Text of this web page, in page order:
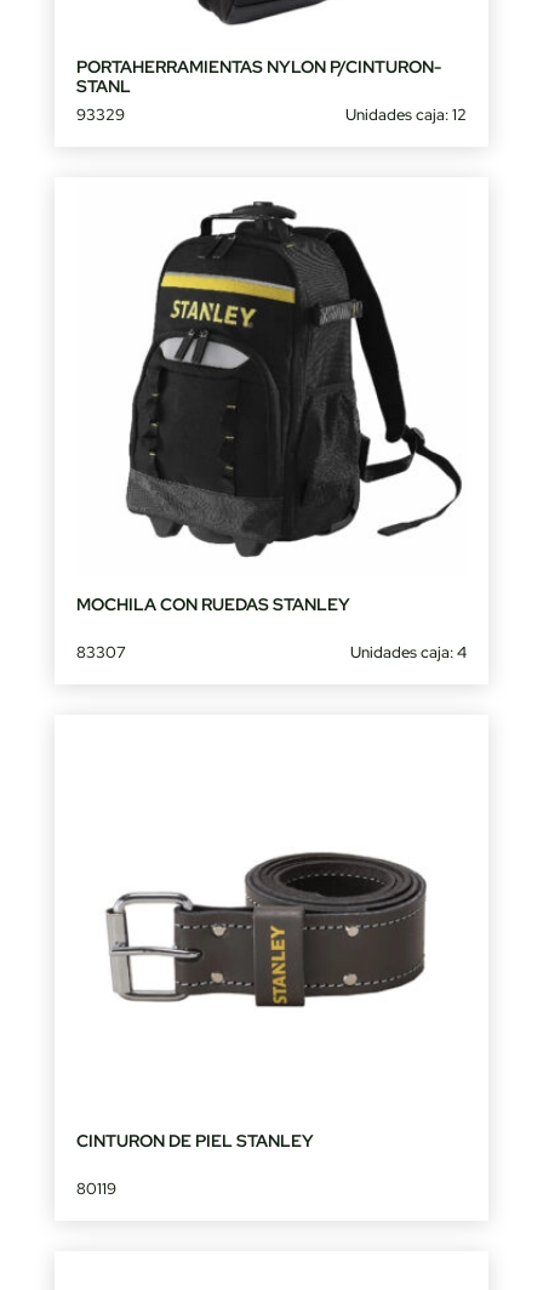
PORTAHERRAMIENTAS NYLON P/CINTURON-
STANL
93329 Unidades caja: 12
MOCHILA CON RUEDAS STANLEY
83307 Unidades caja: 4
CINTURON DE PIEL STANLEY
80119